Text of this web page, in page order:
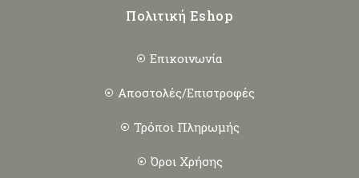
Πολιτική Eshop
Επικοινωνία
Αποστολές/Επιστροφές
Τρόποι Πληρωμής
Όροι Χρήσης